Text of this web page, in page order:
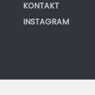
KONTAKT
INSTAGRAM